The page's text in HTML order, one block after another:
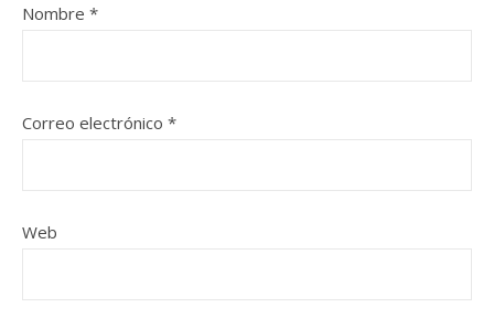
Nombre *
Correo electrónico *
Web